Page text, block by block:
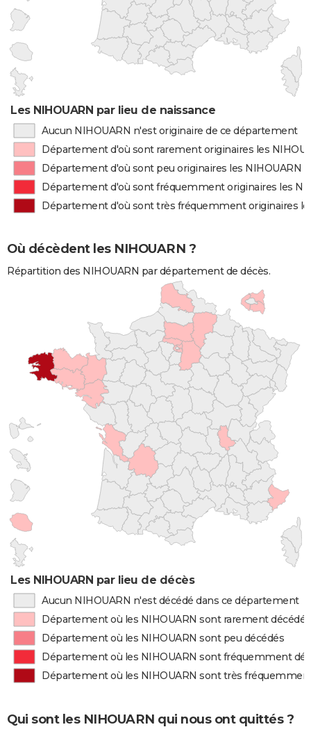
Les NIHOUARN par lieu de naissance
Aucun NIHOUARN n'est originaire de ce département
Département d'où sont rarement originaires les
Département d'où sont peu originaires les NIHOUARN
Département d'où sont fréquemment originaires les
Département d'où sont très fréquemment originaires
Où décèdent les NIHOUARN ?
Répartition des NIHOUARN par département de décès.
Les NIHOUARN par lieu de décès
Aucun NIHOUARN n'est décédé dans ce département
Département où les NIHOUARN sont rarement décédés
Département où les NIHOUARN sont peu décédés
Département où les NIHOUARN sont fréquemment
Département où les NIHOUARN sont très
Qui sont les NIHOUARN qui nous ont quittés ?